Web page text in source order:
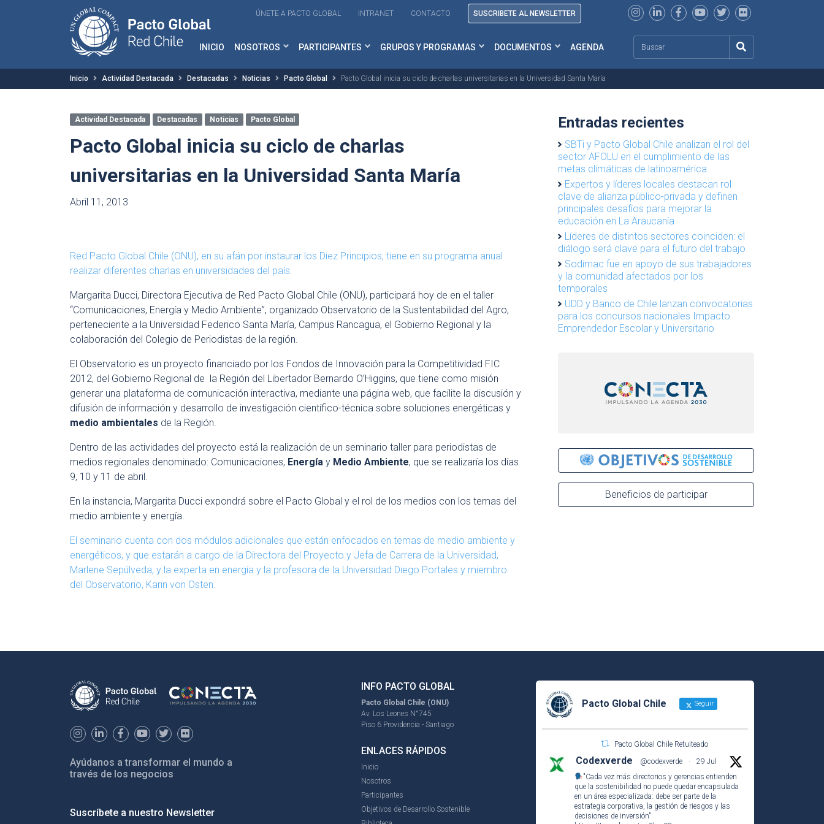
ÚNETE A PACTO GLOBAL INTRANET CONTACTO SUSCRIBETE AL NEWSLETTER
INICIO NOSOTROS PARTICIPANTES GRUPOS Y PROGRAMAS DOCUMENTOS AGENDA
Inicio Actividad Destacada Destacadas Noticias Pacto Global Pacto Global inicia su ciclo de charlas universitarias en la Universidad Santa María
Actividad Destacada Destacadas Noticias Pacto Global
Pacto Global inicia su ciclo de charlas
universitarias en la Universidad Santa María
Abril 11, 2013
Red Pacto Global Chile (ONU), en su afán por instaurar los Diez Principios, tiene en su programa anual
realizar diferentes charlas en universidades del país.
Margarita Ducci, Directora Ejecutiva de Red Pacto Global Chile (ONU), participará hoy de en el taller
“Comunicaciones, Energía y Medio Ambiente”, organizado Observatorio de la Sustentabilidad del Agro,
perteneciente a la Universidad Federico Santa María, Campus Rancagua, el Gobierno Regional y la
colaboración del Colegio de Periodistas de la región.
El Observatorio es un proyecto financiado por los Fondos de Innovación para la Competitividad FIC
2012, del Gobierno Regional de la Región del Libertador Bernardo O’Higgins, que tiene como misión
generar una plataforma de comunicación interactiva, mediante una página web, que facilite la discusión y
difusión de información y desarrollo de investigación científico-técnica sobre soluciones energéticas y
medio ambientales de la Región.
Dentro de las actividades del proyecto está la realización de un seminario taller para periodistas de
medios regionales denominado: Comunicaciones, Energía y Medio Ambiente, que se realizaría los días
9, 10 y 11 de abril.
En la instancia, Margarita Ducci expondrá sobre el Pacto Global y el rol de los medios con los temas del
medio ambiente y energía.
El seminario cuenta con dos módulos adicionales que están enfocados en temas de medio ambiente y
energéticos, y que estarán a cargo de la Directora del Proyecto y Jefa de Carrera de la Universidad,
Marlene Sepúlveda, y la experta en energía y la profesora de la Universidad Diego Portales y miembro
del Observatorio, Karin von Osten.
Entradas recientes
SBTi y Pacto Global Chile analizan el rol del
sector AFOLU en el cumplimiento de las
metas climáticas de latinoamérica
Expertos y líderes locales destacan rol
clave de alianza público-privada y definen
principales desafíos para mejorar la
educación en La Araucanía
Líderes de distintos sectores coinciden: el
diálogo será clave para el futuro del trabajo
Sodimac fue en apoyo de sus trabajadores
y la comunidad afectados por los
temporales
UDD y Banco de Chile lanzan convocatorias
para los concursos nacionales Impacto
Emprendedor Escolar y Universitario
Beneficios de participar
Ayúdanos a transformar el mundo a
través de los negocios
Suscríbete a nuestro Newsletter
INFO PACTO GLOBAL
Pacto Global Chile (ONU)
Av. Los Leones N°745
Piso 6 Providencia - Santiago
ENLACES RÁPIDOS
Inicio
Nosotros
Participantes
Objetivos de Desarrollo Sostenible
Pacto Global Chile Seguir
Pacto Global Chile Retuiteado
Codexverde @codexverde ·
29 Jul
"Cada vez más directorios y gerencias entienden
que la sostenibilidad no puede quedar encapsulada
en un área especializada: debe ser parte de la
estrategia corporativa, la gestión de riesgos y las
decisiones de inversión"